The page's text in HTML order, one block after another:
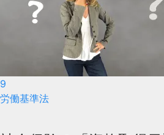
9
労働基準法